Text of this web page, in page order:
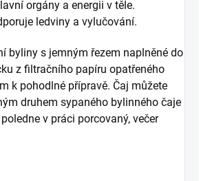
orgány a energii v těle.
ledviny a vylučování.
byliny s jemným řezem naplněné do
z filtračního papíru opatřeného
k pohodlné přípravě. Čaj můžete
druhem sypaného bylinného čaje
v práci porcovaný, večer